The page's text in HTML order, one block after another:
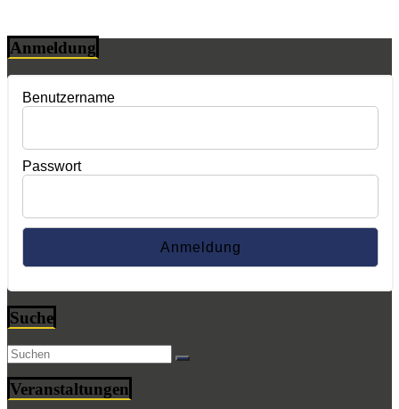
Anmeldung
Benutzername
Passwort
Suche
Veranstaltungen